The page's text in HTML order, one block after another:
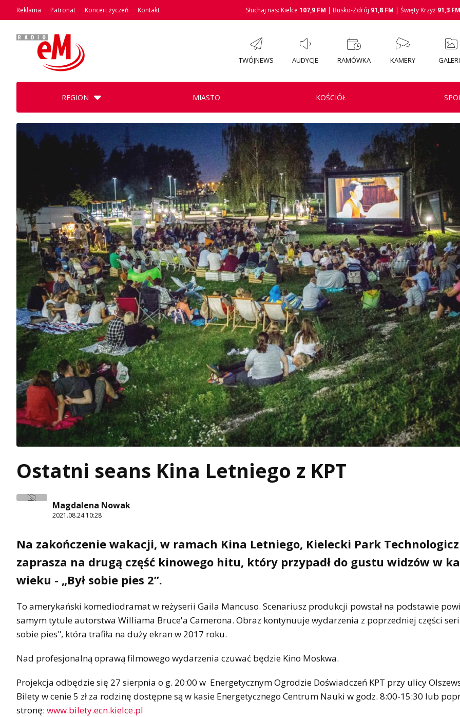
Reklama Patronat Koncert życzeń Kontakt Słuchaj nas: Kielce 107,9 FM | Busko-Zdrój 91,8 FM | Święty Krzyż 91,3 FM
TWÓJNEWS AUDYCJE RAMÓWKA KAMERY
REGION MIASTO KOŚCIÓŁ
Ostatni seans Kina Letniego z KPT
Magdalena Nowak
2021.08.24 10:28
Na zakończenie wakacji, w ramach Kina Letniego, Kielecki Park
zaprasza na drugą część kinowego hitu, który przypadł do gustu widzów w
wieku - „Był sobie pies 2”.
To amerykański komediodramat w reżyserii Gaila Mancuso. Scenariusz produkcji powstał na podstawie
samym tytule autorstwa Williama Bruce'a Camerona. Obraz kontynuuje wydarzenia z poprzedniej części
sobie pies", która trafiła na duży ekran w 2017 roku.
Nad profesjonalną oprawą filmowego wydarzenia czuwać będzie Kino Moskwa.
Projekcja odbędzie się 27 sierpnia o g. 20:00 w Energetycznym Ogrodzie Doświadczeń KPT przy ulicy
Bilety w cenie 5 zł za rodzinę dostępne są w kasie Energetycznego Centrum Nauki w godz. 8:00-15:30 lub
stronę: www.bilety.ecn.kielce.pl